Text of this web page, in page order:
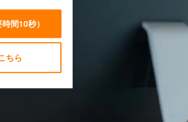
時間10秒）
ちら